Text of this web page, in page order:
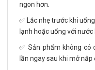
ngon hơn.
✅ Lắc nhẹ trước khi
lạnh hoặc uống với nước
✅ Sản phẩm không có
lần ngay sau khi mở nắp